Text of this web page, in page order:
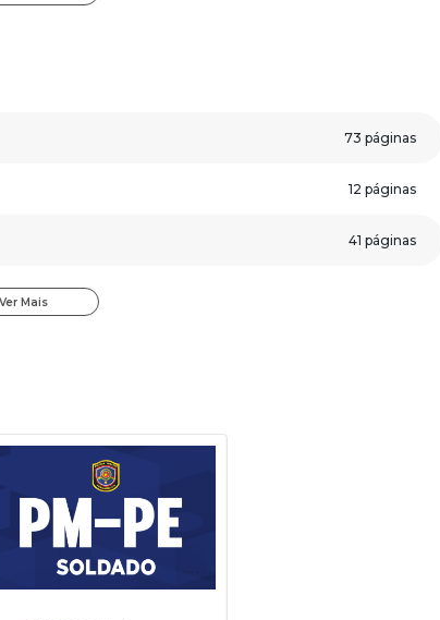
algumas páginas da apostila.
73 páginas
12 páginas
41 páginas
Ver Mais